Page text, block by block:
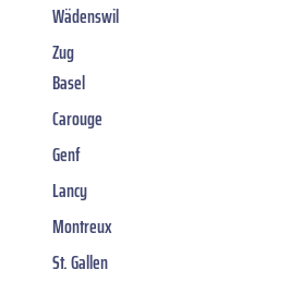
Wädenswil
Zug
Basel
Carouge
Genf
Lancy
Montreux
St. Gallen